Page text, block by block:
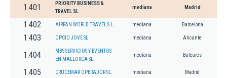
1.401
PRIORITY BUSINESS &
TRAVEL SL
mediana Madrid
1.402 AIRFAN WORLD TRAVEL S.L. mediana Barcelona
1.403 OPCIO JOVE SL mediana Alicante
1.404
MBS SERVICIOS Y EVENTOS
EN MALLORCA SL.
mediana Baleares
1.405 CRUCEMAR OPERADOR SL. mediana Madrid